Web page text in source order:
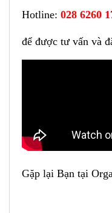
Hotline: 028 6260
để được tư vấn và
Gặp lại Bạn tại